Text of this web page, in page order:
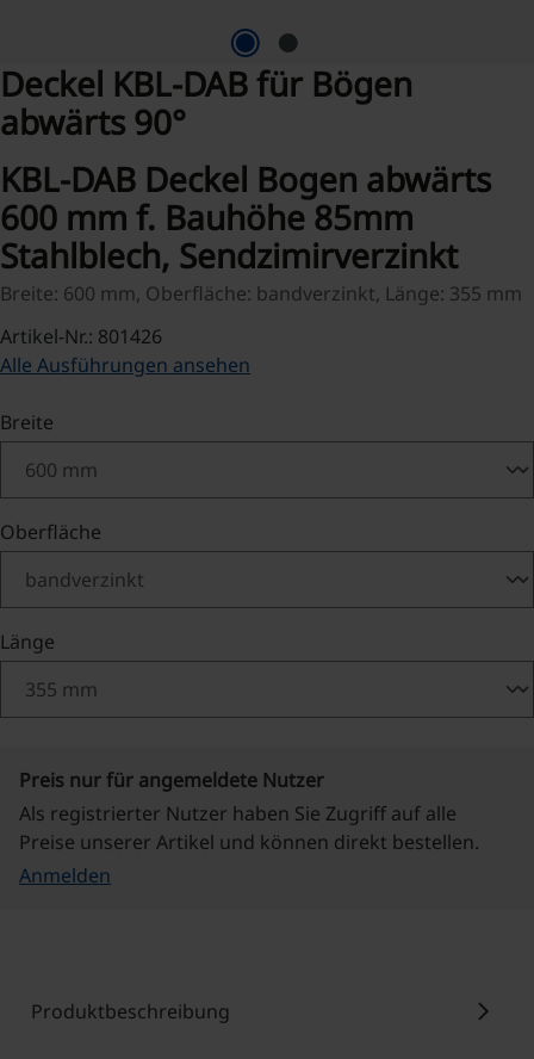
Deckel KBL-DAB für Bögen
abwärts 90°
KBL-DAB Deckel Bogen abwärts
600 mm f. Bauhöhe 85mm
Stahlblech, Sendzimirverzinkt
Breite: 600 mm, Oberfläche: bandverzinkt, Länge: 355 mm
Artikel-Nr.: 801426
Alle Ausführungen ansehen
Breite
Oberfläche
Länge
Preis nur für angemeldete Nutzer
Als registrierter Nutzer haben Sie Zugriff auf alle
Preise unserer Artikel und können direkt bestellen.
Anmelden
Produktbeschreibung chevron_right